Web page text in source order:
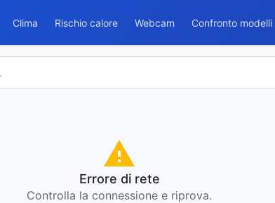
Clima Rischio calore Webcam Confronto modelli
Errore di rete
Controlla la connessione e riprova.